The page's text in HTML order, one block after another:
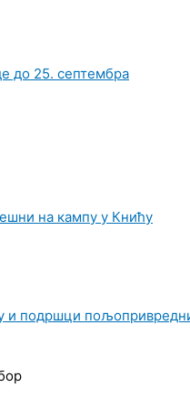
до 25. септембра
на кампу у Книћу
и подршци